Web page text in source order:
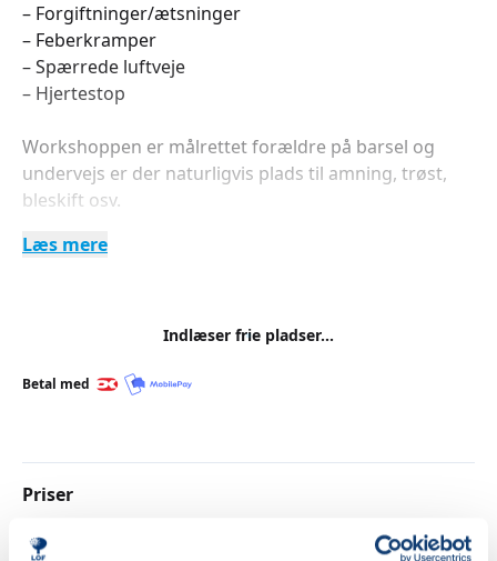
– Forgiftninger/ætsninger
– Feberkramper
– Spærrede luftveje
– Hjertestop
Workshoppen er målrettet forældre på barsel og
undervejs er der naturligvis plads til amning, trøst,
bleskift osv.
Gravide samt bedsteforældre og andre interesserede
For at få bedst muligt udbytte er der et begrænset
Læs mere
Indlæser frie pladser...
Betal med
Priser
Almen